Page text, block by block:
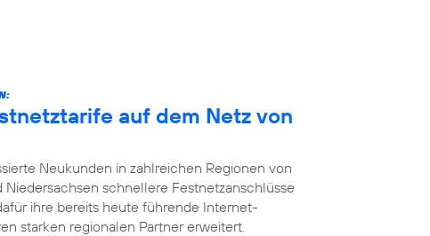
auf dem Netz von
Neukunden in zahlreichen Regionen von
schnellere Festnetzanschlüsse
ihre bereits heute führende Internet-
starken regionalen Partner erweitert.